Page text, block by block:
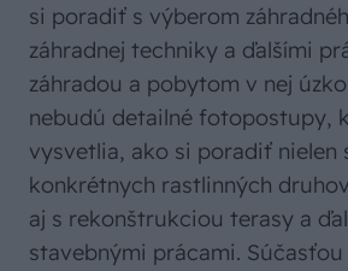
si poradiť s výberom
záhradnej techniky a ďalšími
záhradou a pobytom v nej
nebudú detailné fotopostupy,
vysvetlia, ako si poradiť nielen
konkrétnych rastlinných
aj s rekonštrukciou terasy a
stavebnými prácami.